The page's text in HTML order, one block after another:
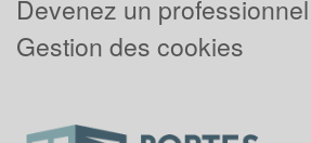
Devenez un
Gestion des cookies